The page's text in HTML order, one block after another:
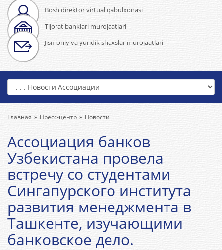
Bosh direktor virtual qabulxonasi
Tijorat banklari murojaatlari
Jismoniy va yuridik shaxslar murojaatlari
Главная Пресс-центр Новости
Ассоциация банков
Узбекистана провела
встречу со студентами
Сингапурского института
развития менеджмента в
Ташкенте, изучающими
банковское дело.